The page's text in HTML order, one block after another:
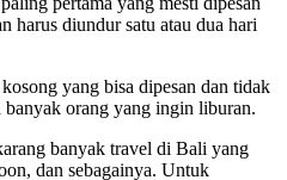
harus diundur satu atau dua hari
yang bisa dipesan dan tidak
banyak orang yang ingin liburan.
banyak travel di Bali yang
dan sebagainya. Untuk